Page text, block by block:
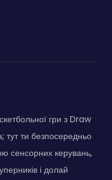
гри з Draw
тут ти безпосередньо
сенсорних керувань,
і долай